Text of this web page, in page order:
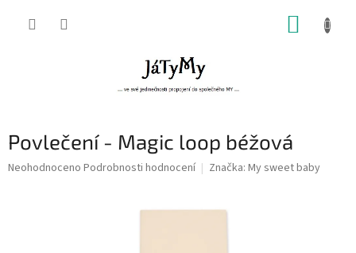
Povlečení - Magic loop béžová
Průměrné
Neohodnoceno Podrobnosti hodnocení Značka: My sweet baby